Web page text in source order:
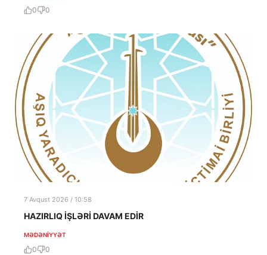
0 0
7 Avqust 2026 / 10:58
HAZIRLIQ İŞLƏRİ DAVAM EDİR
MƏDƏNIYYƏT
0 0